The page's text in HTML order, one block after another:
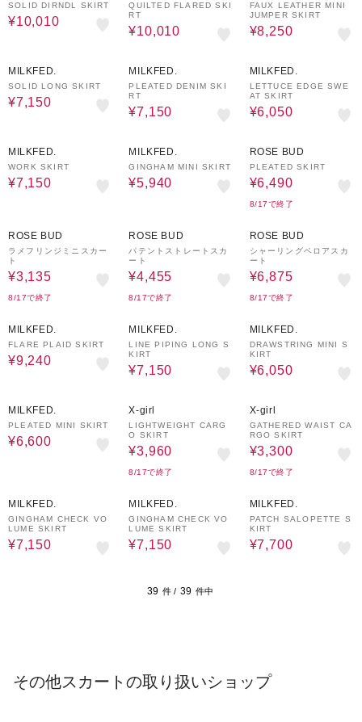
SOLID DIRNDL SKIRT
¥10,010
QUILTED FLARED SKI
RT
¥10,010
FAUX LEATHER MINI
JUMPER SKIRT
¥8,250
MILKFED.
SOLID LONG SKIRT
¥7,150
MILKFED.
PLEATED DENIM SKI
RT
¥7,150
MILKFED.
LETTUCE EDGE SWE
AT SKIRT
¥6,050
MILKFED.
WORK SKIRT
¥7,150
MILKFED.
GINGHAM MINI SKIRT
¥5,940
ROSE BUD
PLEATED SKIRT
¥6,490
8/17で終了
ROSE BUD
ラメフリンジミニスカー
ト
¥3,135
8/17で終了
ROSE BUD
パテントストレートスカ
ート
¥4,455
8/17で終了
ROSE BUD
シャーリングベロアスカ
ート
¥6,875
8/17で終了
MILKFED.
FLARE PLAID SKIRT
¥9,240
MILKFED.
LINE PIPING LONG S
KIRT
¥7,150
MILKFED.
DRAWSTRING MINI S
KIRT
¥6,050
MILKFED.
PLEATED MINI SKIRT
¥6,600
X-girl
LIGHTWEIGHT CARG
O SKIRT
¥3,960
8/17で終了
X-girl
GATHERED WAIST CA
RGO SKIRT
¥3,300
8/17で終了
MILKFED.
GINGHAM CHECK VO
LUME SKIRT
¥7,150
MILKFED.
GINGHAM CHECK VO
LUME SKIRT
¥7,150
MILKFED.
PATCH SALOPETTE S
KIRT
¥7,700
39 件 / 39 件中
その他スカートの取り扱いショップ